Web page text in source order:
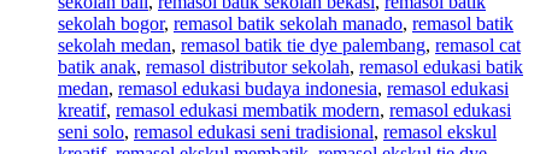
sekolah bogor, remasol batik sekolah manado, remasol batik
sekolah medan, remasol batik tie dye palembang, remasol cat
batik anak, remasol distributor sekolah, remasol edukasi batik
medan, remasol edukasi budaya indonesia, remasol edukasi
kreatif, remasol edukasi membatik modern, remasol edukasi
seni solo, remasol edukasi seni tradisional, remasol ekskul